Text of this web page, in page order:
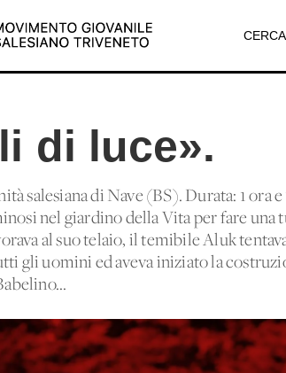
CERCA
di luce».
salesiana di Nave (BS). Durata: 1 ora e
nel giardino della Vita per fare una
al suo telaio, il temibile Aluk
gli uomini ed aveva iniziato la